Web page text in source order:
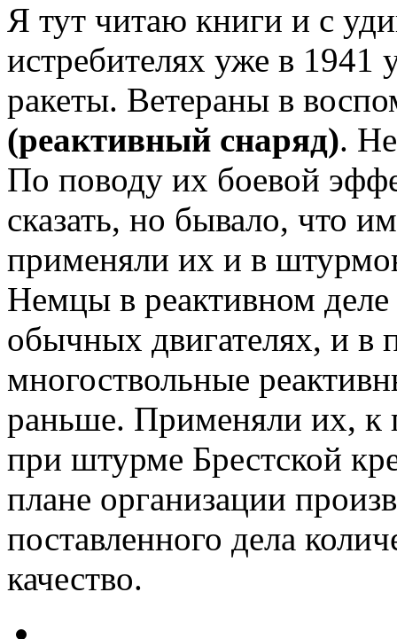
Я тут читаю книги и с
истребителях уже в 1941
ракеты. Ветераны в
(реактивный снаряд).
По поводу их боевой
сказать, но бывало, что
применяли их и в
Немцы в реактивном
обычных двигателях, и в
многоствольные
раньше. Применяли их, к
при штурме Брестской
плане организации
поставленного дела
качество.